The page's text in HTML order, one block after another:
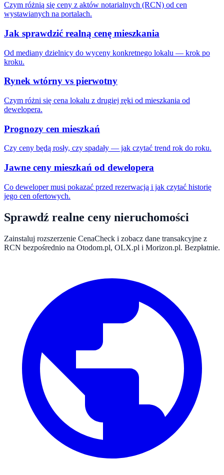
Czym różnią się ceny z aktów notarialnych (RCN) od cen
wystawianych na portalach.
Jak sprawdzić realną cenę mieszkania
Od mediany dzielnicy do wyceny konkretnego lokalu — krok po
kroku.
Rynek wtórny vs pierwotny
Czym różni się cena lokalu z drugiej ręki od mieszkania od
dewelopera.
Prognozy cen mieszkań
Czy ceny będą rosły, czy spadały — jak czytać trend rok do roku.
Jawne ceny mieszkań od dewelopera
Co deweloper musi pokazać przed rezerwacją i jak czytać historię
jego cen ofertowych.
Sprawdź realne ceny nieruchomości
Zainstaluj rozszerzenie CenaCheck i zobacz dane transakcyjne z
RCN bezpośrednio na Otodom.pl, OLX.pl i Morizon.pl. Bezpłatnie.